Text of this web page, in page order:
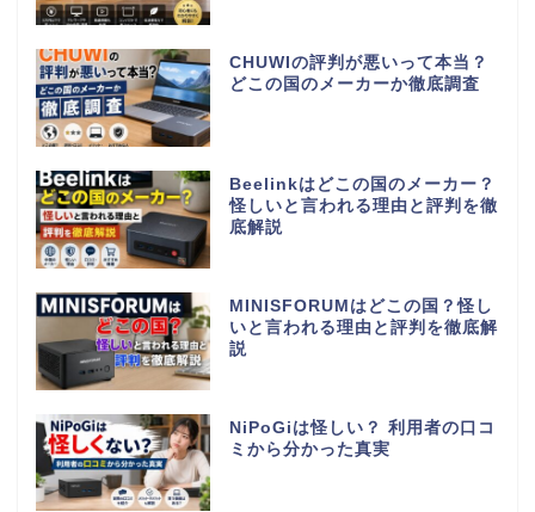
CHUWIの評判が悪いって本当？
どこの国のメーカーか徹底調査
Beelinkはどこの国のメーカー？
怪しいと言われる理由と評判を徹
底解説
MINISFORUMはどこの国？怪し
いと言われる理由と評判を徹底解
説
NiPoGiは怪しい？ 利用者の口コ
ミから分かった真実